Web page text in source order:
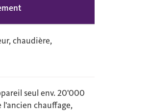
chaudière,
seul env. 20'000
l'ancien chauffage,